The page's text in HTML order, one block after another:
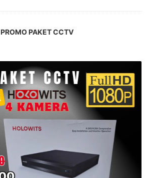
PROMO PAKET CCTV